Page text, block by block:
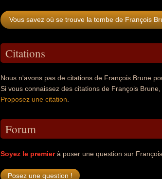
Vous savez où se trouve la tombe de François
Citations
Nous n'avons pas de citations de François Brune
Si vous connaissez des citations de François
Proposez une citation
Forum
Soyez le premierà poser une question sur